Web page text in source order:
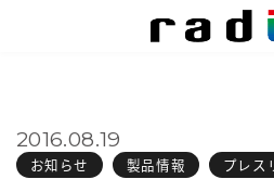
お知らせ 製品情報 プレス
2016.08.19